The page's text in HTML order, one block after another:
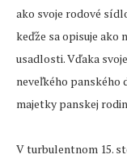
ako svoje rodové
keďže sa opisuje ako
usadlosti. Vďaka
neveľkého panského
majetky panskej
V turbulentnom 15.